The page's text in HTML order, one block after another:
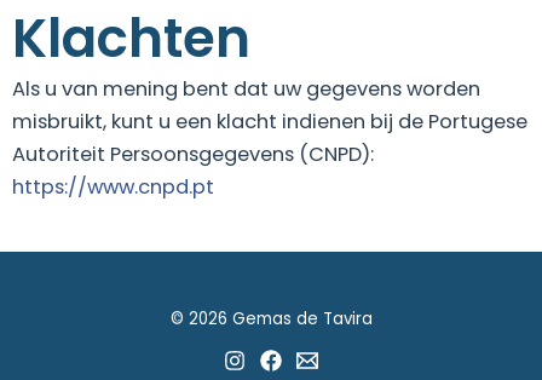
Klachten
Als u van mening bent dat uw gegevens worden
misbruikt, kunt u een klacht indienen bij de Portugese
Autoriteit Persoonsgegevens (CNPD):
https://www.cnpd.pt
© 2026 Gemas de Tavira